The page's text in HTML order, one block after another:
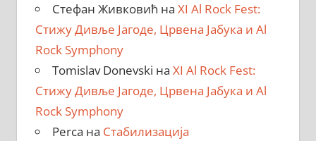
Стефан Живковић на XI Al Rock Fest:
Стижу Дивље Јагоде, Црвена Јабука и Al
Rock Symphony
Tomislav Donevski на XI Al Rock Fest:
Стижу Дивље Јагоде, Црвена Јабука и Al
Rock Symphony
Perca на Стабилизација